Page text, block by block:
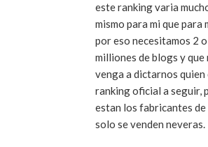
este ranking varia
mismo para mi que para
por eso necesitamos 2 o
milliones de blogs y que
venga a dictarnos quien
ranking oficial a seguir,
estan los fabricantes de
solo se venden neveras.